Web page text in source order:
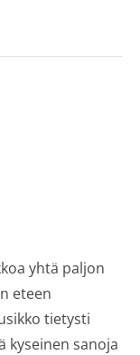
yhtä paljon
eteen
tietysti
kyseinen sanoja